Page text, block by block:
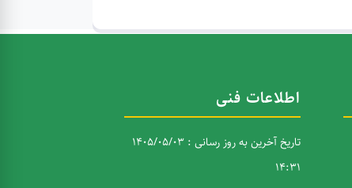
اطلاعات فنی
تاریخ آخرین به روز رسانی : 1405/05/03
14:31